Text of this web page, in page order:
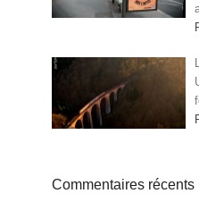
Commentaires récents